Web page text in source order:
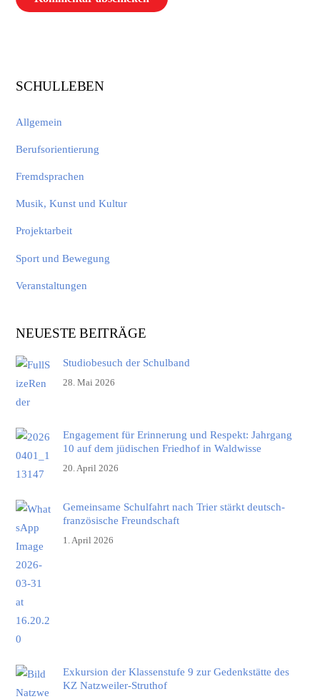
SCHULLEBEN
Allgemein
Berufsorientierung
Fremdsprachen
Musik, Kunst und Kultur
Projektarbeit
Sport und Bewegung
Veranstaltungen
NEUESTE BEITRÄGE
Studiobesuch der Schulband
28. Mai 2026
Engagement für Erinnerung und Respekt: Jahrgang
10 auf dem jüdischen Friedhof in Waldwisse
20. April 2026
Gemeinsame Schulfahrt nach Trier stärkt deutsch-
französische Freundschaft
1. April 2026
Exkursion der Klassenstufe 9 zur Gedenkstätte des
KZ Natzweiler-Struthof